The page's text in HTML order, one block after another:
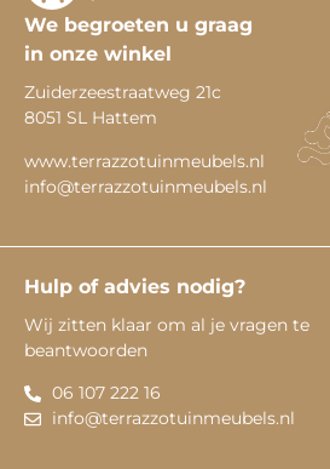
We begroeten u graag
in onze winkel
Zuiderzeestraatweg 21c
8051 SL Hattem
www.terrazzotuinmeubels.nl
info@terrazzotuinmeubels.nl
Hulp of advies nodig?
Wij zitten klaar om al je vragen te
beantwoorden
06 107 222 16
info@terrazzotuinmeubels.nl